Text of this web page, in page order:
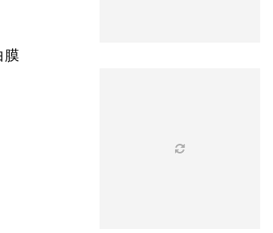
膜